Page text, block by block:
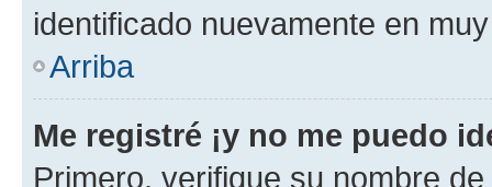
identificado nuevamente en
Arriba
Me registré ¡y no me puedo
Primero, verifique su nombre